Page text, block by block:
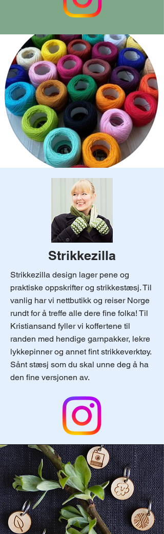
Strikkezilla
Strikkezilla design lager pene og
praktiske oppskrifter og strikkestæsj. Til
vanlig har vi nettbutikk og reiser Norge
rundt for å treffe alle dere fine folka! Til
Kristiansand fyller vi koffertene til
randen med hendige garnpakker, lekre
lykkepinner og annet fint strikkeverktøy.
Sånt stæsj som du skal unne deg å ha
den fine versjonen av.